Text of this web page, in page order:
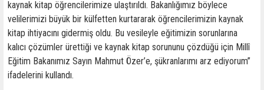
kaynak kitap öğrencilerimize ulaştırıldı. Bakanlığımız böylece
velilerimizi büyük bir külfetten kurtararak öğrencilerimizin kaynak
kitap ihtiyacını gidermiş oldu. Bu vesileyle eğitimizin sorunlarına
kalıcı çözümler ürettiği ve kaynak kitap sorununu çözdüğü için Millî
Eğitim Bakanımız Sayın Mahmut Özer’e, şükranlarımı arz ediyorum”
ifadelerini kullandı.